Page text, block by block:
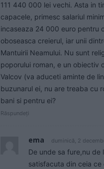
111 440 000 lei vechi. Asta in
capacele, primesc salariul
incaseaza 24 000 euro pentru
oboseasca creierul, iar unii
Mantuirii Neamului. Nu sunt
poporului roman, e un obiectiv
Valcov (va aduceti aminte de
buzunarul ei, nu are treaba cu
bani si pentru ei?
Răspundeți
ema duminică, 2
De unde sa fure,nu de
satisfacuta din ceia